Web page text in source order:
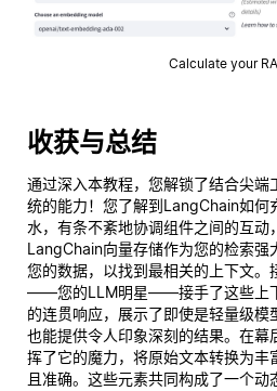
Calculate your
收获与总结
通过深入本教程，您解锁了结合尖端
统的能力！您了解到LangChain如何
水，有条不紊地协调组件之间的互动
LangChain向量存储作为您的检索强
您的数据，以找到最相关的上下文
——您的LLM明星——接手了这些上
的连贯响应，展示了即使是轻量级
也能提供令人印象深刻的结果。在
挥了它的魔力，将原始文本转换为丰
且准确。这些元素共同构成了一个